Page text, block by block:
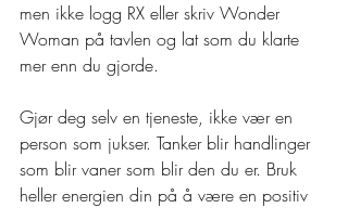
men ikke logg RX eller skriv Wonder
Woman på tavlen og lat som du klarte
mer enn du gjorde.
Gjør deg selv en tjeneste, ikke vær en
person som jukser. Tanker blir handlinger
som blir vaner som blir den du er. Bruk
heller energien din på å være en positiv